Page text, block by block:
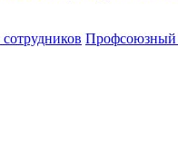
Профсоюзный